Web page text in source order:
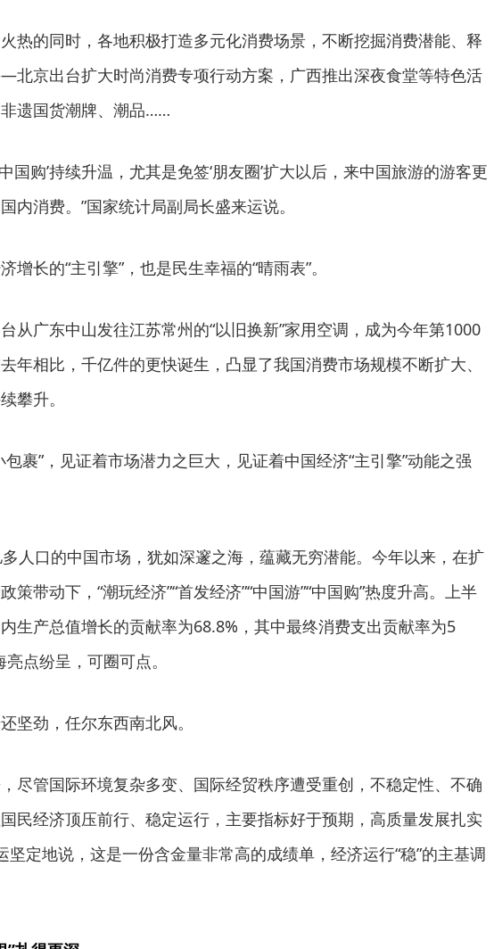
热的同时，各地积极打造多元化消费场景，不断挖掘消费潜能、释
北京出台扩大时尚消费专项行动方案，广西推出深夜食堂等特色活
遗国货潮牌、潮品……
中国购’持续升温，尤其是免签‘朋友圈’扩大以后，来中国旅游的游客更
内消费。”国家统计局副局长盛来运说。
增长的“主引擎”，也是民生幸福的“晴雨表”。
从广东中山发往江苏常州的“以旧换新”家用空调，成为今年第1000
年相比，千亿件的更快诞生，凸显了我国消费市场规模不断扩大、
攀升。
包裹”，见证着市场潜力之巨大，见证着中国经济“主引擎”动能之强
人口的中国市场，犹如深邃之海，蕴藏无穷潜能。今年以来，在扩
策带动下，“潮玩经济”“首发经济”“中国游”“中国购”热度升高。上半
生产总值增长的贡献率为68.8%，其中最终消费支出贡献率为5
点纷呈，可圈可点。
坚劲，任尔东西南北风。
尽管国际环境复杂多变、国际经贸秩序遭受重创，不稳定性、不确
民经济顶压前行、稳定运行，主要指标好于预期，高质量发展扎实
定地说，这是一份含金量非常高的成绩单，经济运行“稳”的主基调